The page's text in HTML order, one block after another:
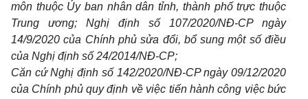
môn thuộc Ủy ban nhân dân tỉnh, thành phố trực thuộc
Trung ương; Nghị định số 107/2020/NĐ-CP ngày
14/9/2020 của Chính phủsửa đổi, bổ sung một số điều
của Nghị định số 24/2014/NĐ-CP;
Căn cứ Nghị định số 142/2020/NĐ-CP ngày 09/12/2020
của Chính phủ quy định về việc tiến hànhcông việc bức